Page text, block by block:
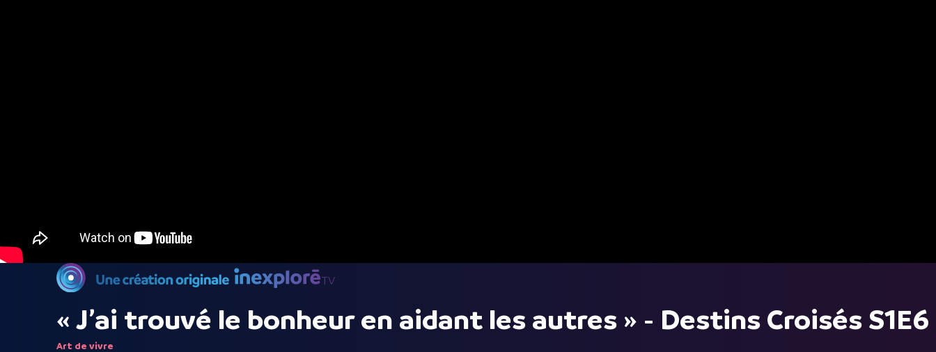
« J’ai trouvé le bonheur en aidant les autres » - Destins Croisés S1E6
Art de vivre